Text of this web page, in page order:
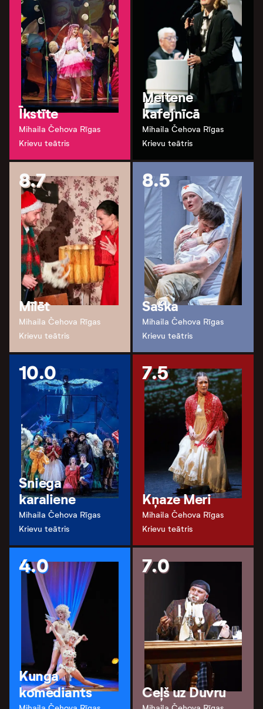
Īkstīte
Mihaila Čehova Rīgas
Krievu teātris
Meitene
kafejnīcā
Mihaila Čehova Rīgas
Krievu teātris
8.7
Mīlēt
Mihaila Čehova Rīgas
Krievu teātris
8.5
Saška
Mihaila Čehova Rīgas
Krievu teātris
10.0
Sniega
karaliene
Mihaila Čehova Rīgas
Krievu teātris
7.5
Kņaze Meri
Mihaila Čehova Rīgas
Krievu teātris
4.0
Kunga
komediants
7.0
Ceļš uz Duvru